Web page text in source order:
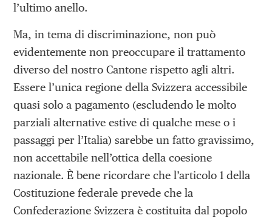
l’ultimo anello.
Ma, in tema di discriminazione, non può
evidentemente non preoccupare il trattamento
diverso del nostro Cantone rispetto agli altri.
Essere l’unica regione della Svizzera accessibile
quasi solo a pagamento (escludendo le molto
parziali alternative estive di qualche mese o i
passaggi per l’Italia) sarebbe un fatto gravissimo,
non accettabile nell’ottica della coesione
nazionale. È bene ricordare che l’articolo 1 della
Costituzione federale prevede che la
Confederazione Svizzera è costituita dal popolo